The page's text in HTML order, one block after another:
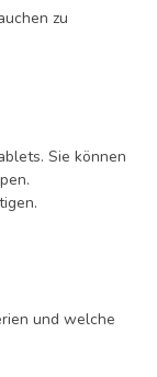
zu
Sie können
und welche